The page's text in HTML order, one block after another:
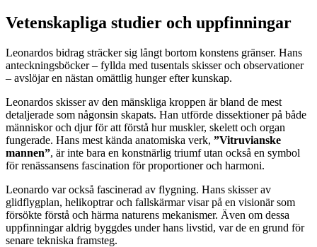
Vetenskapliga studier och uppfinningar
Leonardos bidrag sträcker sig långt bortom konstens gränser. Hans
anteckningsböcker – fyllda med tusentals skisser och observationer
– avslöjar en nästan omättlig hunger efter kunskap.
Leonardos skisser av den mänskliga kroppen är bland de mest
detaljerade som någonsin skapats. Han utförde dissektioner på både
människor och djur för att förstå hur muskler, skelett och organ
fungerade. Hans mest kända anatomiska verk, ”Vitruvianske
mannen”, är inte bara en konstnärlig triumf utan också en symbol
för renässansens fascination för proportioner och harmoni.
Leonardo var också fascinerad av flygning. Hans skisser av
glidflygplan, helikoptrar och fallskärmar visar på en visionär som
försökte förstå och härma naturens mekanismer. Även om dessa
uppfinningar aldrig byggdes under hans livstid, var de en grund för
senare tekniska framsteg.